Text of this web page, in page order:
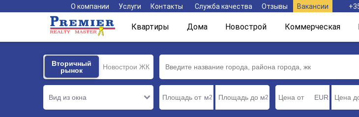
О компании Услуги Контакты Служба качества Отзывы Вакансии
Квартиры Дома Новострой Коммерческая
Вторичный
рынок
Новострои ЖК
Вторичный
рынок
Вид из окна м2 м2 EUR